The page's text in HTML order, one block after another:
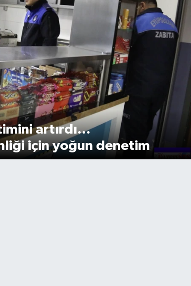
artırdı...
için yoğun denetim